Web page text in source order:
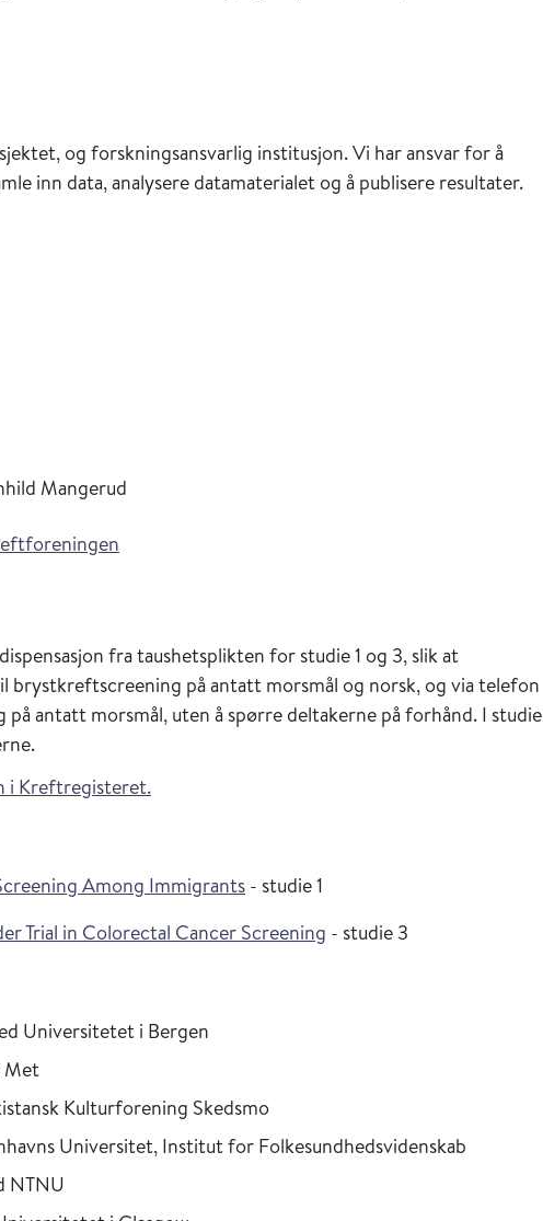
og forskningsansvarlig institusjon. Vi har ansvar for å
inn data, analysere datamaterialet og å publisere resultater.
Mangerud
fra taushetsplikten for studie 1 og 3, slik at
brystkreftscreening på antatt morsmål og norsk, og via telefon
antatt morsmål, uten å spørre deltakerne på forhånd. I studie
i Kreftregisteret.
Among Immigrants - studie 1
Trial in Colorectal Cancer Screening - studie 3
Universitetet i Bergen
Met
Kulturforening Skedsmo
Universitet, Institut for Folkesundhedsvidenskab
NTNU